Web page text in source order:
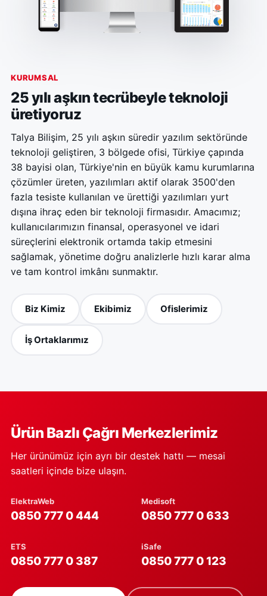
KURUMSAL
25 yılı aşkın tecrübeyle teknoloji
üretiyoruz
Talya Bilişim, 25 yılı aşkın süredir yazılım sektöründe
teknoloji geliştiren, 3 bölgede ofisi, Türkiye çapında
38 bayisi olan, Türkiye'nin en büyük kamu kurumlarına
çözümler üreten, yazılımları aktif olarak 3500'den
fazla tesiste kullanılan ve ürettiği yazılımları yurt
dışına ihraç eden bir teknoloji firmasıdır. Amacımız;
kullanıcılarımızın finansal, operasyonel ve idari
süreçlerini elektronik ortamda takip etmesini
sağlamak, yönetime doğru analizlerle hızlı karar alma
ve tam kontrol imkânı sunmaktır.
Biz Kimiz Ekibimiz Ofislerimiz
İş Ortaklarımız
Ürün Bazlı Çağrı Merkezlerimiz
Her ürünümüz için ayrı bir destek hattı — mesai
saatleri içinde bize ulaşın.
ElektraWeb
0850 777 0 444
Medisoft
0850 777 0 633
ETS
0850 777 0 387
iSafe
0850 777 0 123